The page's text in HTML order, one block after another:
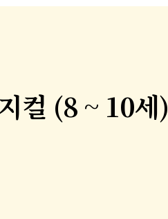
컬 (8 ~ 10세)